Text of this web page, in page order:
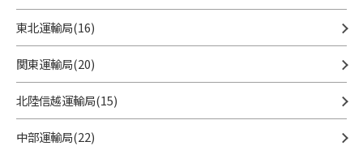
東北運輸局(16)
関東運輸局(20)
北陸信越運輸局(15)
中部運輸局(22)